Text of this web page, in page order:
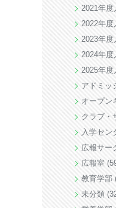
2021年
2022年度
2023年
2024年度
2025年
アドミッ
オープン
クラブ・
入学セン
広報サー
広報室
教育学部
未分類